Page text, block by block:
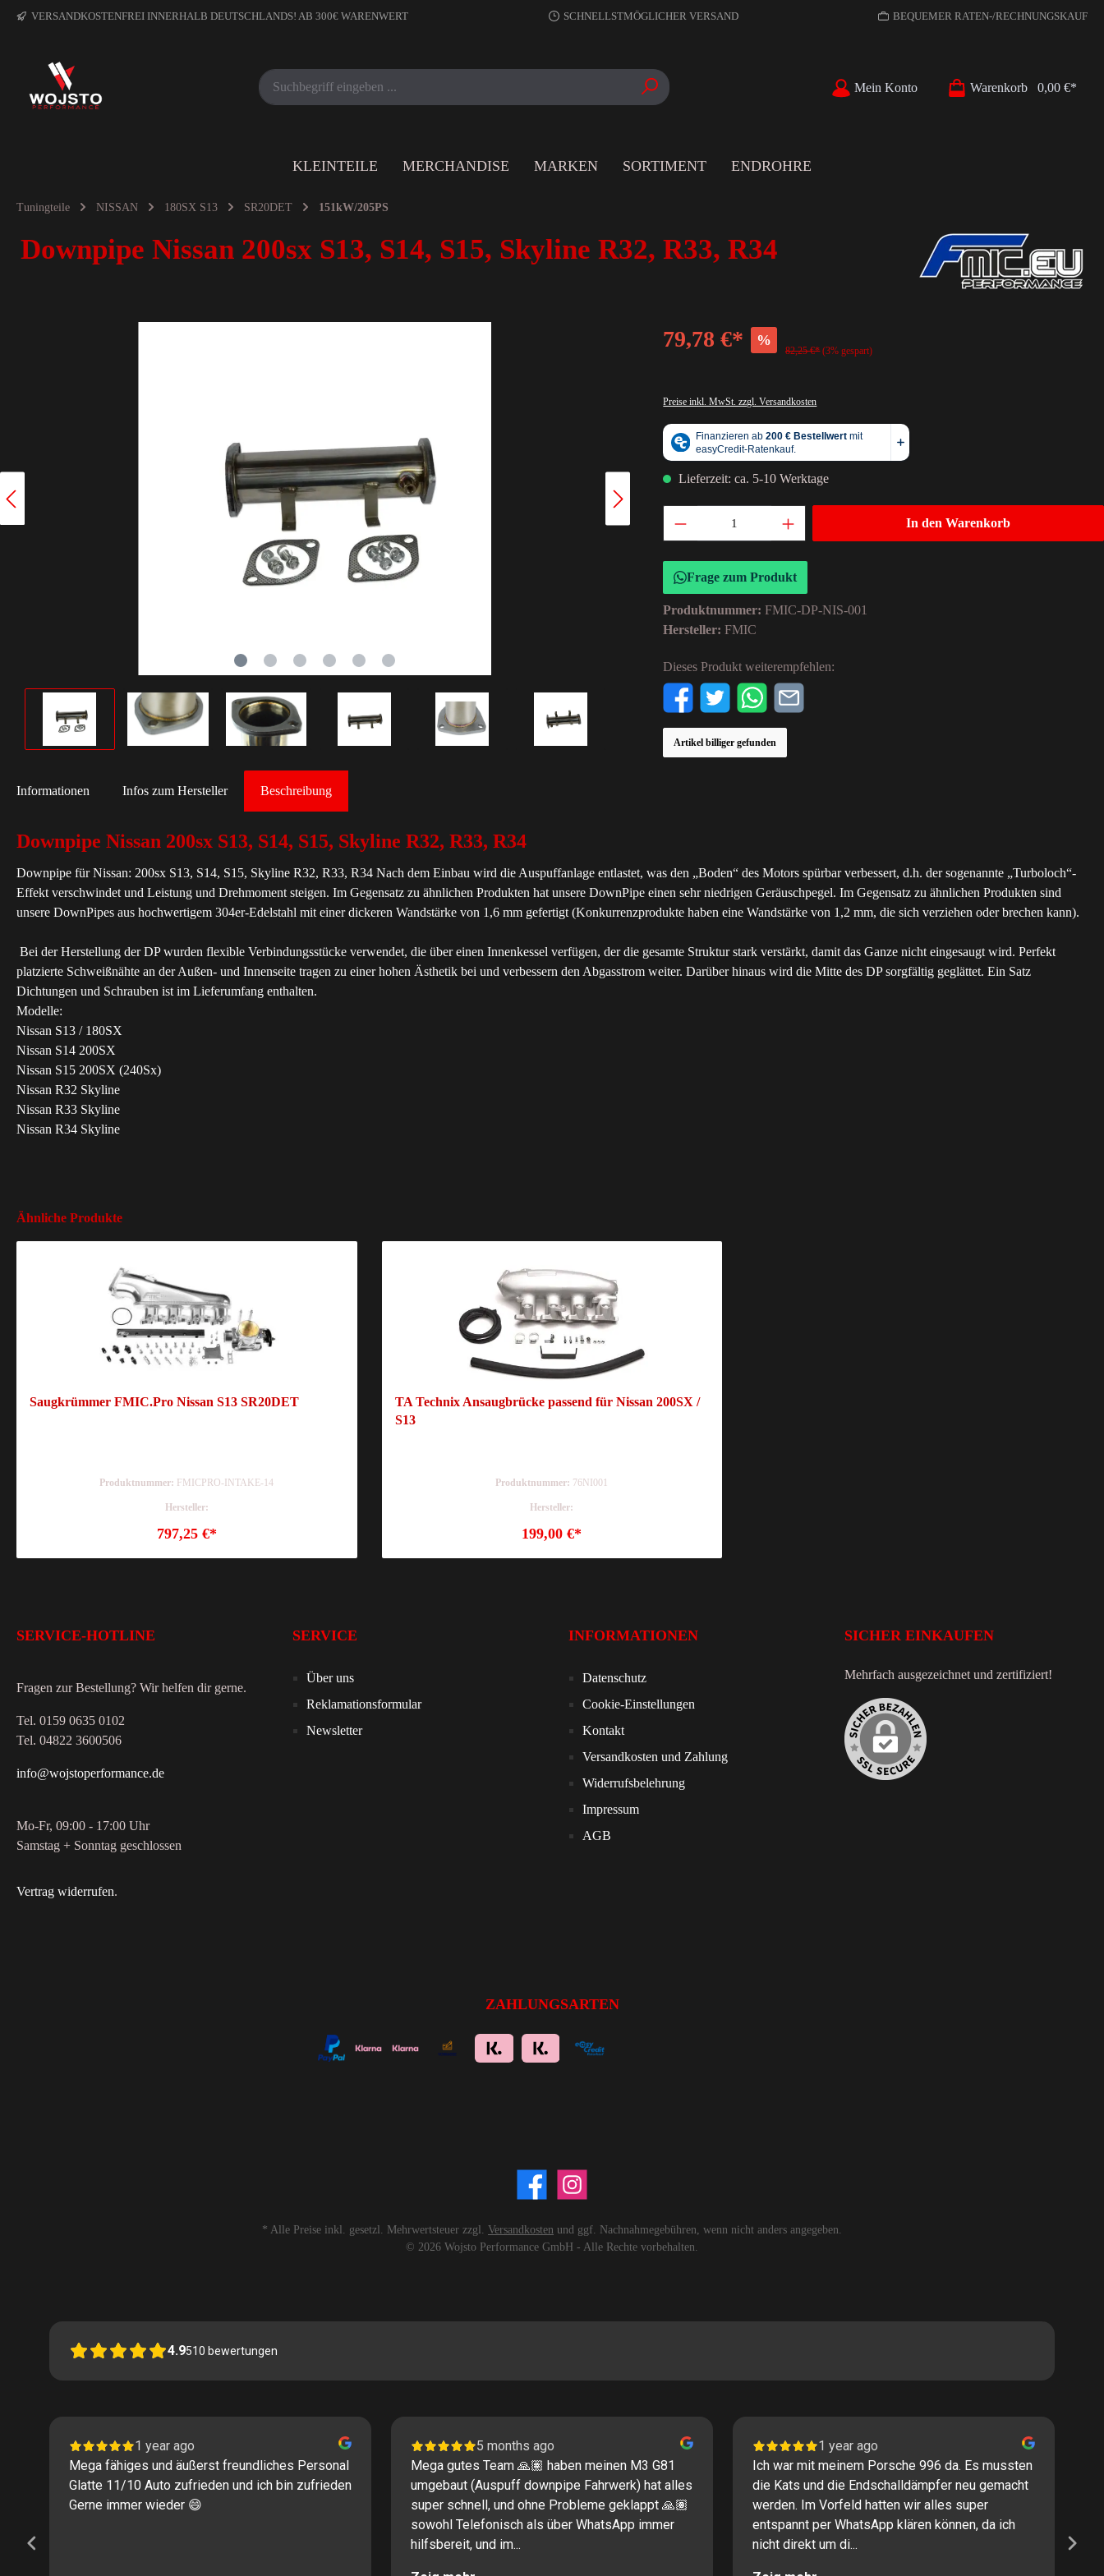
VERSANDKOSTENFREI INNERHALB DEUTSCHLANDS! AB 300€ WARENWERT SCHNELLSTMÖGLICHER VERSAND BEQUEMER RATEN-/RECHNUNGSKAUF
Mein Konto Warenkorb 0,00 €*
KLEINTEILE MERCHANDISE MARKEN SORTIMENT ENDROHRE
Tuningteile NISSAN 180SX S13 SR20DET 151kW/205PS
Downpipe Nissan 200sx S13, S14, S15, Skyline R32, R33, R34
79,78 €* %
82,25 €* (3% gespart)
Preise inkl. MwSt. zzgl. Versandkosten
Lieferzeit: ca. 5-10 Werktage
In den Warenkorb
Frage zum Produkt
Produktnummer:FMIC-DP-NIS-001
Hersteller:FMIC
Dieses Produkt weiterempfehlen:
Artikel billiger gefunden
Beschreibung
Informationen Infos zum Hersteller
Downpipe Nissan 200sx S13, S14, S15, Skyline R32, R33, R34
Downpipe für Nissan: 200sx S13, S14, S15, Skyline R32, R33, R34 Nach dem Einbau wird die Auspuffanlage entlastet, was den „Boden“ des Motors spürbar verbessert, d.h. der sogenannte „Turboloch“-
Effekt verschwindet und Leistung und Drehmoment steigen. Im Gegensatz zu ähnlichen Produkten hat unsere DownPipe einen sehr niedrigen Geräuschpegel. Im Gegensatz zu ähnlichen Produkten sind
unsere DownPipes aus hochwertigem 304er-Edelstahl mit einer dickeren Wandstärke von 1,6 mm gefertigt (Konkurrenzprodukte haben eine Wandstärke von 1,2 mm, die sich verziehen oder brechen kann).
Bei der Herstellung der DP wurden flexible Verbindungsstücke verwendet, die über einen Innenkessel verfügen, der die gesamte Struktur stark verstärkt, damit das Ganze nicht eingesaugt wird. Perfekt
platzierte Schweißnähte an der Außen- und Innenseite tragen zu einer hohen Ästhetik bei und verbessern den Abgasstrom weiter. Darüber hinaus wird die Mitte des DP sorgfältig geglättet. Ein Satz
Dichtungen und Schrauben ist im Lieferumfang enthalten.
Modelle:
Nissan S13 / 180SX
Nissan S14 200SX
Nissan S15 200SX (240Sx)
Nissan R32 Skyline
Nissan R33 Skyline
Nissan R34 Skyline
Ähnliche Produkte
Saugkrümmer FMIC.Pro Nissan S13 SR20DET
Produktnummer: FMICPRO-INTAKE-14
Hersteller:
797,25 €*
TA Technix Ansaugbrücke passend für Nissan 200SX /
S13
Produktnummer: 76NI001
Hersteller:
199,00 €*
SERVICE-HOTLINE
Fragen zur Bestellung? Wir helfen dir gerne.
Tel. 0159 0635 0102
Tel. 04822 3600506
info@wojstoperformance.de
Mo-Fr, 09:00 - 17:00 Uhr
Samstag + Sonntag geschlossen
Vertrag widerrufen.
SERVICE
Über uns
Reklamationsformular
Newsletter
INFORMATIONEN
Datenschutz
Cookie-Einstellungen
Kontakt
Versandkosten und Zahlung
Widerrufsbelehrung
Impressum
AGB
SICHER EINKAUFEN
Mehrfach ausgezeichnet und zertifiziert!
ZAHLUNGSARTEN
* Alle Preise inkl. gesetzl. Mehrwertsteuer zzgl. Versandkosten und ggf. Nachnahmegebühren, wenn nicht anders angegeben.
© 2026 Wojsto Performance GmbH - Alle Rechte vorbehalten.
4.9510 bewertungen
1 year ago
Mega fähiges und äußerst freundliches Personal
Glatte 11/10 Auto zufrieden und ich bin zufrieden
Gerne immer wieder 😄
5 months ago
Mega gutes Team 🙏🏽 haben meinen M3 G81
umgebaut (Auspuff downpipe Fahrwerk) hat alles
super schnell, und ohne Probleme geklappt 🙏🏽
sowohl Telefonisch als über WhatsApp immer
hilfsbereit, und im...
1 year ago
Ich war mit meinem Porsche 996 da. Es mussten
die Kats und die Endschalldämpfer neu gemacht
werden. Im Vorfeld hatten wir alles super
entspannt per WhatsApp klären können, da ich
nicht direkt um di...